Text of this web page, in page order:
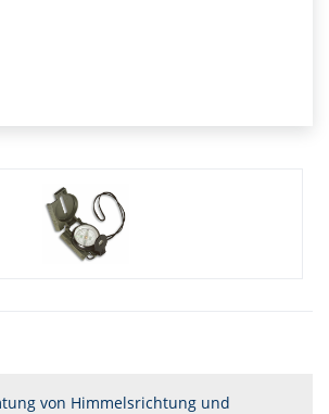
von Himmelsrichtung und